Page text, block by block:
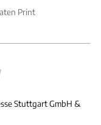
Print
Stuttgart GmbH &